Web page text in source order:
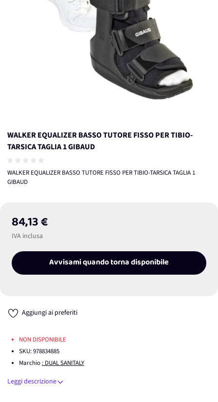
WALKER EQUALIZER BASSO TUTORE FISSO PER TIBIO-
TARSICA TAGLIA 1 GIBAUD
WALKER EQUALIZER BASSO TUTORE FISSO PER TIBIO-TARSICA TAGLIA 1
GIBAUD
84,13 €
IVA inclusa
Avvisami quando torna disponibile
Aggiungi ai preferiti
NON DISPONIBILE
SKU:978834885
Marchio : DUAL SANITALY
Leggi descrizione